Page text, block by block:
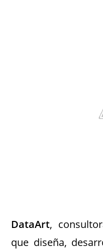
DataArt,
que diseña,